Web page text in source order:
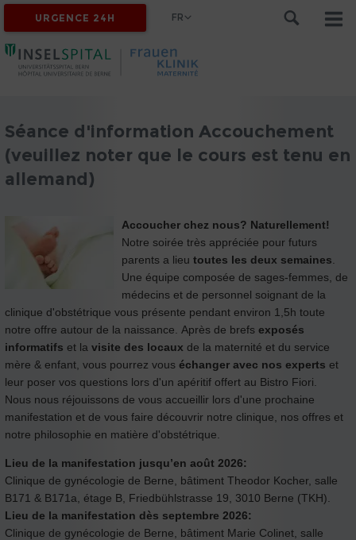
URGENCE 24H FR
Séance d'information Accouchement
(veuillez noter que le cours est tenu en
allemand)
Accoucher chez nous? Naturellement!
Notre soirée très appréciée pour futurs
parents a lieutoutes les deux semaines
Une équipe composée de sages-femmes, de
médecins et de personnel soignant de la
clinique d'obstétrique vous présente pendant environ 1,5h toute
notre offre autour de la naissance. Après de brefs exposés
informatifs et la visite des locaux de la maternité et du service
mère & enfant, vous pourrez vous échanger avec nos experts et
leur poser vos questions lors d'un apéritif offert au Bistro Fiori.
Nous nous réjouissons de vous accueillir lors d'une prochaine
manifestation et de vous faire découvrir notre clinique, nos offres et
notre philosophie en matière d'obstétrique.
Lieu de la manifestation jusqu’en août 2026:
Clinique de gynécologie de Berne, bâtiment Theodor Kocher, salle
B171 & B171a, étage B, Friedbühlstrasse 19, 3010 Berne (TKH).
Lieu de la manifestation dès septembre 2026:
Clinique de gynécologie de Berne, bâtiment Marie Colinet, salle